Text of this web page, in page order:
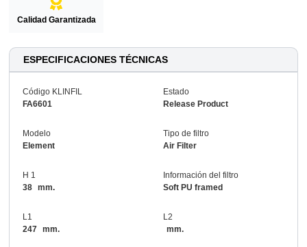
Calidad Garantizada
ESPECIFICACIONES TÉCNICAS
Código KLINFIL
FA6601
Estado
Release Product
Modelo
Element
Tipo de filtro
Air Filter
H 1
38 mm.
Información del filtro
Soft PU framed
L1
247 mm.
L2
mm.